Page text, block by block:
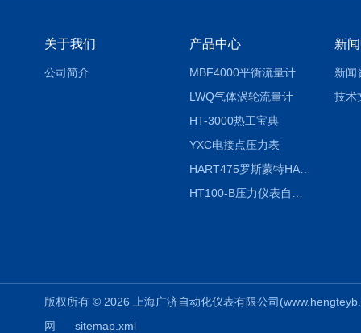
关于我们
公司简介
产品中心
MBF4000平衡流量计
LWQ气体涡轮流量计
HT-3000热工宝典
YXC电接点压力表
HART475罗斯蒙特HART475手操器
新
新闻
技术
版权所有 © 2026 上海广济自动化仪表有限公司
网
sitemap.xml